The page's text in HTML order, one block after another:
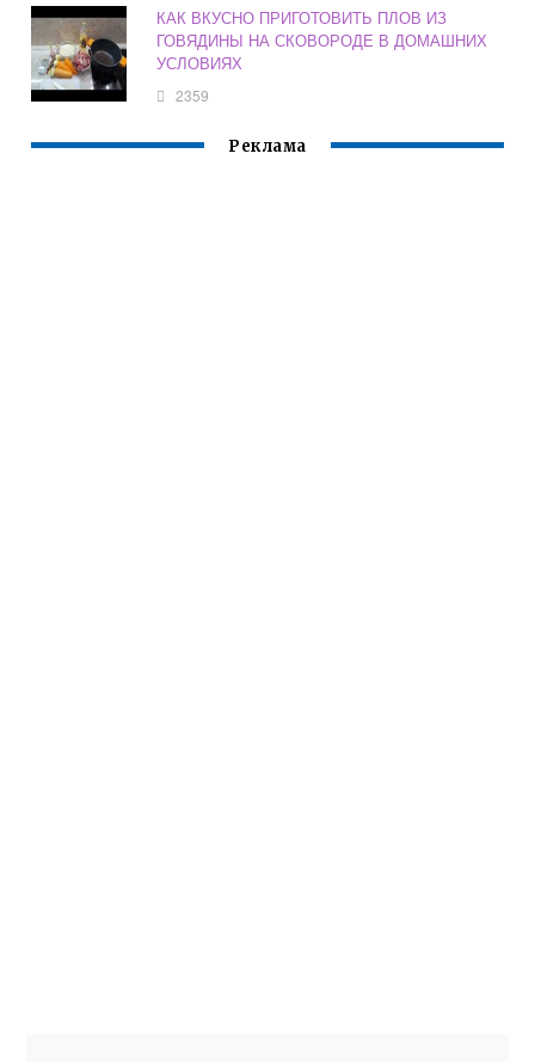
КАК ВКУСНО ПРИГОТОВИТЬ ПЛОВ ИЗ
ГОВЯДИНЫ НА СКОВОРОДЕ В ДОМАШНИХ
УСЛОВИЯХ
2359
Реклама